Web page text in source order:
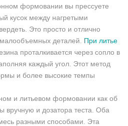
формовании вы прессуете
кусок между нагретыми
Это просто и отлично
деталей.
При литье
проталкивается через сопло в
каждый угол. Этот метод
и более высокие темпы
и литьевом формовании как об
вручную и дозатора теста. Оба
разными способами. Эта